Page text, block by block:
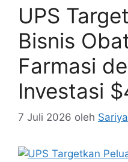
UPS
Bisnis
Farmasi
Investasi
7 Juli 2026 oleh